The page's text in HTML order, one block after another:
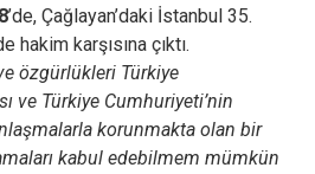
’de, Çağlayan’daki İstanbul 35.
hakim karşısına çıktı.
özgürlükleri Türkiye
ve Türkiye Cumhuriyeti’nin
korunmakta olan bir
kabul edebilmem mümkün